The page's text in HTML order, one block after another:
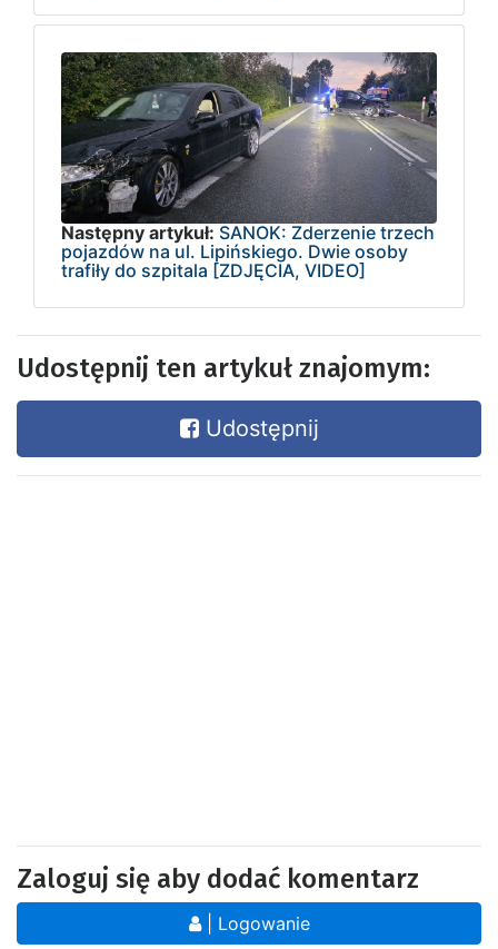
Następny artykuł: SANOK: Zderzenie trzech
pojazdów na ul. Lipińskiego. Dwie osoby
trafiły do szpitala [ZDJĘCIA, VIDEO]
Udostępnij ten artykuł znajomym:
Udostępnij
Zaloguj się aby dodać komentarz
| Logowanie